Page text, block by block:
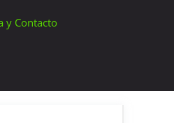
y Contacto